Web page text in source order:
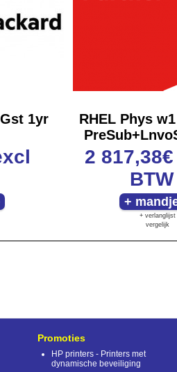
1yr
RHEL Phys
2
BTW
+ verlanglijst
vergelijk
Promoties
HP printers - Printers met
dynamische beveiliging